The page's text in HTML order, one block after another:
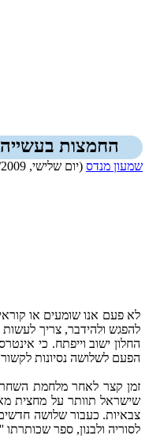
החמצות בעשייה
שמעון מנדס (יום שלישי, 11/08/2009 שעה 12:00)
לא פעם אנו שומעים או
להפגש ולהידבר, צריך
החלון ישוב וייפתח. כי
הפעם לשלושה נסיונות
זמן קצר לאחר מלחמת השחרור, מרץ 1949,
שישראל תוותר על מחצית
צבאיות. כעבור שלושה
לסוריה ולבנון, ספר שכותרתו ''